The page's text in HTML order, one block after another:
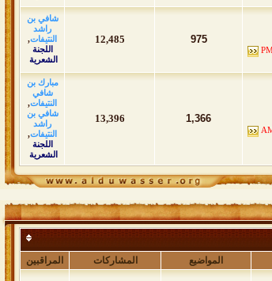
975
12,485
شافي بن
راشد
النتيفات,
اللجنة
الشعرية
1,366
13,396
مبارك بن
شافي
النتيفات,
شافي بن
راشد
النتيفات,
اللجنة
الشعرية
المواضيع المشاركات المراقبين